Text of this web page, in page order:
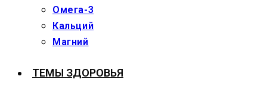
Омега-3
Кальций
Магний
ТЕМЫ ЗДОРОВЬЯ